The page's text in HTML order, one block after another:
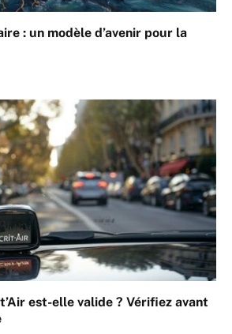
: un modèle d’avenir pour la
est-elle valide ? Vérifiez avant